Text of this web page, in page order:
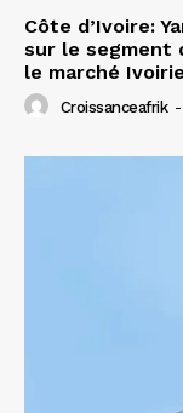
Côte d’Ivoire:
sur le segment
le marché
Croissanceafrik -